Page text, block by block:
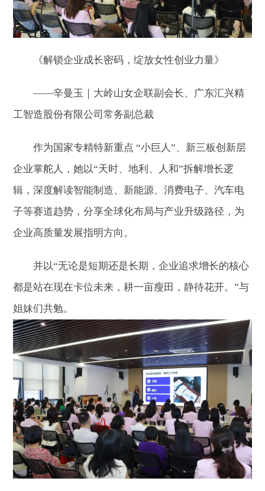
《解锁企业成长密码，绽放女性创业力量》
——辛曼玉｜大岭山女企联副会长、广东汇兴精
工智造股份有限公司常务副总裁
作为国家专精特新重点 “小巨人”、新三板创新层
企业掌舵人，她以“天时、地利、人和”拆解增长逻
辑，深度解读智能制造、新能源、消费电子、汽车电
子等赛道趋势，分享全球化布局与产业升级路径，为
企业高质量发展指明方向。
并以“无论是短期还是长期，企业追求增长的核心
都是站在现在卡位未来，耕一亩瘦田，静待花开。”与
姐妹们共勉。